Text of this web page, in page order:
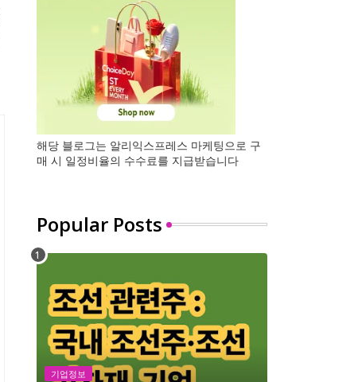
해당 블로그는 알리익스프레스 마케팅으로 구
매 시 일정비율의 수수료를 지급받습니다
Popular Posts
기업정보